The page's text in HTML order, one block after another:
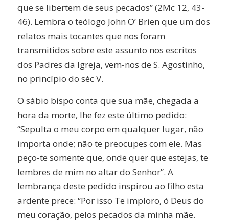
que se libertem de seus pecados” (2Mc 12, 43-
46). Lembra o teólogo John O’ Brien que um dos
relatos mais tocantes que nos foram
transmitidos sobre este assunto nos escritos
dos Padres da Igreja, vem-nos de S. Agostinho,
no princípio do séc V.
O sábio bispo conta que sua mãe, chegada a
hora da morte, lhe fez este último pedido:
“Sepulta o meu corpo em qualquer lugar, não
importa onde; não te preocupes com ele. Mas
peço-te somente que, onde quer que estejas, te
lembres de mim no altar do Senhor”. A
lembrança deste pedido inspirou ao filho esta
ardente prece: “Por isso Te imploro, ó Deus do
meu coração, pelos pecados da minha mãe.